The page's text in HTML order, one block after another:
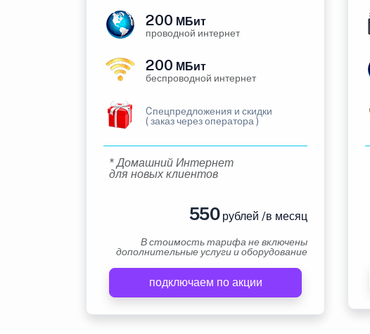
200 МБит
проводной интернет
200 МБит
беспроводной интернет
Cпецпредложения и скидки
( заказ через оператора )
* Домашний Интернет
для новых клиентов
550рублей /в месяц
В стоимость тарифа не включены
дополнительные услуги и оборудование
подключаем по акции